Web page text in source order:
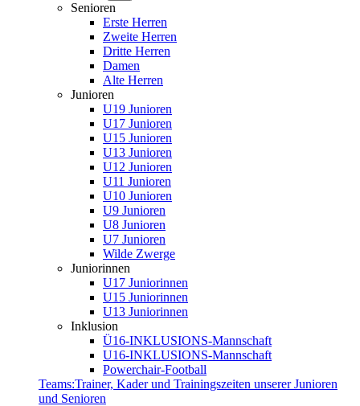
Senioren
Erste Herren
Zweite Herren
Dritte Herren
Damen
Alte Herren
Junioren
U19 Junioren
U17 Junioren
U15 Junioren
U13 Junioren
U12 Junioren
U11 Junioren
U10 Junioren
U9 Junioren
U8 Junioren
U7 Junioren
Wilde Zwerge
Juniorinnen
U17 Juniorinnen
U15 Juniorinnen
U13 Juniorinnen
Inklusion
Ü16-INKLUSIONS-Mannschaft
U16-INKLUSIONS-Mannschaft
Powerchair-Football
Teams:Trainer, Kader und Trainingszeiten unserer Junioren
und Senioren